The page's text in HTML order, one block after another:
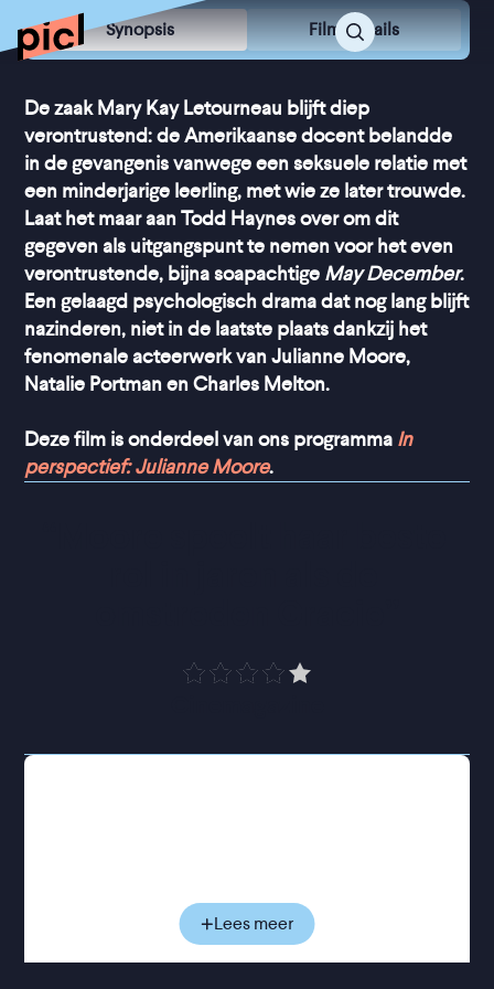
Synopsis Film Details
De zaak Mary Kay Letourneau blijft diep
verontrustend: de Amerikaanse docent belandde
in de gevangenis vanwege een seksuele relatie met
een minderjarige leerling, met wie ze later trouwde.
Laat het maar aan Todd Haynes over om dit
gegeven als uitgangspunt te nemen voor het even
verontrustende, bijna soapachtige May December.
Een gelaagd psychologisch drama dat nog lang blijft
nazinderen, niet in de laatste plaats dankzij het
fenomenale acteerwerk van Julianne Moore,
Natalie Portman en Charles Melton.
Deze film is onderdeel van ons programma In
perspectief: Julianne Moore.
Gracie en Joe leiden ogenschijnlijk een rustig
samen en stichtten ze een gezin, maar de
buitenwereld bleef hen nooit met rust laten.
Wanneer actrice Elizabeth zich bij het gezin voegt
Lees meer